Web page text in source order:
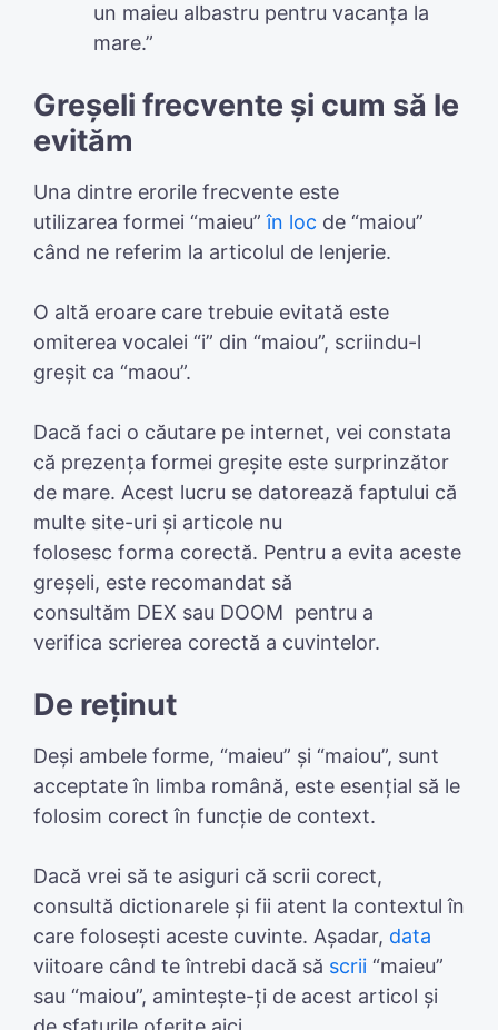
un maieu albastru pentru vacanța la
mare.”
Greșeli frecvente și cum să le
evităm
Una dintre erorile frecvente este
utilizarea formei “maieu”în loc de “maiou”
când ne referim la articolul de lenjerie.
O altă eroare care trebuie evitată este
omiterea vocalei “i” din “maiou”, scriindu-l
greșit ca “maou”.
Dacă faci o căutare pe internet, vei constata
că prezența formei greșite este surprinzător
de mare. Acest lucru se datorează faptului că
multe site-uri și articole nu
folosesc forma corectă. Pentru a evita aceste
greșeli, este recomandat să
consultăm DEX sau DOOM pentru a
verifica scrierea corectă a cuvintelor.
De reținut
Deși ambele forme, “maieu” și “maiou”, sunt
acceptate în limba română, este esențial să le
folosim corect în funcție de context.
Dacă vrei să te asiguri că scrii corect,
consultă dictionarele și fii atent la contextul în
care folosești aceste cuvinte. Așadar, data
viitoare când te întrebi dacă să scrii “maieu”
sau “maiou”, amintește-ți de acest articol și